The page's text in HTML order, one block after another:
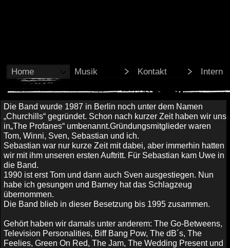
Home Musik Kontakt Intern
Die Band wurde 1987 in Berlin noch unter dem Namen
„Churchills“ gegründet. Schon nach kurzer Zeit haben wir uns
in„The Profanes“ umbenannt.Gründungsmitglieder waren
Tom, Winni, Sven, Sebastian und ich.
Sebastian war nur kurze Zeit mit dabei, aber immerhin hatten
wir mit ihm unseren ersten Auftritt. Für Sebastian kam Uwe in
die Band.
1990 ist erst Tom und dann auch Sven ausgestiegen. Nun
habe ich gesungen und Barney hat das Schlagzeug
übernommen.
Die Band blieb in dieser Besetzung bis 1995 zusammen.
Gehört haben wir damals unter anderem: The Go-Betweens,
Television Personalities, Biff Bang Pow, The dB´s, The
Feelies, Green On Red, The Jam, The Wedding Present und